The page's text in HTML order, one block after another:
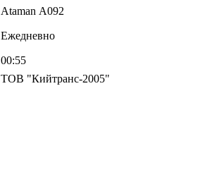
Ataman А092
Ежедневно
00:55
ТОВ "Кийтранс-2005"